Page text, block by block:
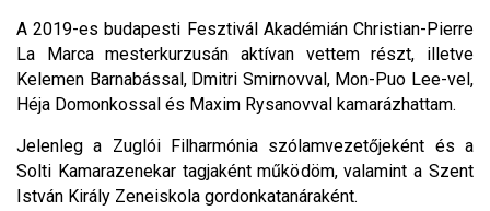
A 2019-es budapesti Fesztivál Akadémián Christian-Pierre
La Marca mesterkurzusán aktívan vettem részt, illetve
Kelemen Barnabással, Dmitri Smirnovval, Mon-Puo Lee-vel,
Héja Domonkossal és Maxim Rysanovval kamarázhattam.
Jelenleg a Zuglói Filharmónia szólamvezetőjeként és a
Solti Kamarazenekar tagjaként működöm, valamint a Szent
István Király Zeneiskola gordonkatanáraként.